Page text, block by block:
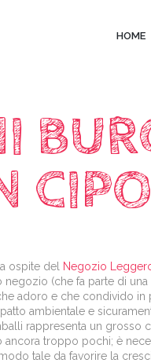
HOME
ospite del Negozio
negozio (che fa parte di
adoro e che condivido in
ambientale e
rappresenta un grosso
ancora troppo pochi; è
tale da favorire la